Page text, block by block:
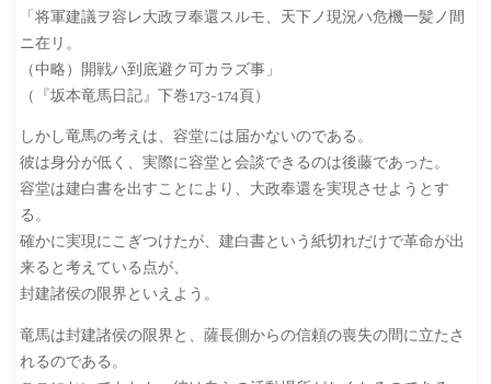
「将軍建議ヲ容レ大政ヲ奉還スルモ、天下ノ現況ハ危機一髪ノ間
ニ在リ。
（中略）開戦ハ到底避ク可カラズ事」
（『坂本竜馬日記』下巻173-174頁）
しかし竜馬の考えは、容堂には届かないのである。
彼は身分が低く、実際に容堂と会談できるのは後藤であった。
容堂は建白書を出すことにより、大政奉還を実現させようとす
る。
確かに実現にこぎつけたが、建白書という紙切れだけで革命が出
来ると考えている点が、
封建諸侯の限界といえよう。
竜馬は封建諸侯の限界と、薩長側からの信頼の喪失の間に立たさ
れるのである。